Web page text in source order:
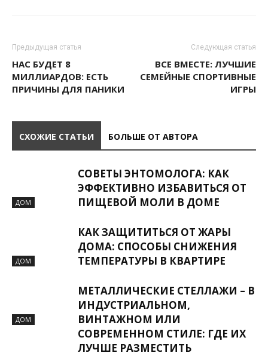
Предыдущая статья
НАС БУДЕТ 8
МИЛЛИАРДОВ: ЕСТЬ
ПРИЧИНЫ ДЛЯ ПАНИКИ
Следующая статья
ВСЕ ВМЕСТЕ: ЛУЧШИЕ
СЕМЕЙНЫЕ СПОРТИВНЫЕ
ИГРЫ
СХОЖИЕ СТАТЬИ БОЛЬШЕ ОТ АВТОРА
ДОМ
СОВЕТЫ ЭНТОМОЛОГА: КАК
ЭФФЕКТИВНО ИЗБАВИТЬСЯ ОТ
ПИЩЕВОЙ МОЛИ В ДОМЕ
ДОМ
КАК ЗАЩИТИТЬСЯ ОТ ЖАРЫ
ДОМА: СПОСОБЫ СНИЖЕНИЯ
ТЕМПЕРАТУРЫ В КВАРТИРЕ
ДОМ
МЕТАЛЛИЧЕСКИЕ СТЕЛЛАЖИ – В
ИНДУСТРИАЛЬНОМ,
ВИНТАЖНОМ ИЛИ
СОВРЕМЕННОМ СТИЛЕ: ГДЕ ИХ
ЛУЧШЕ РАЗМЕСТИТЬ